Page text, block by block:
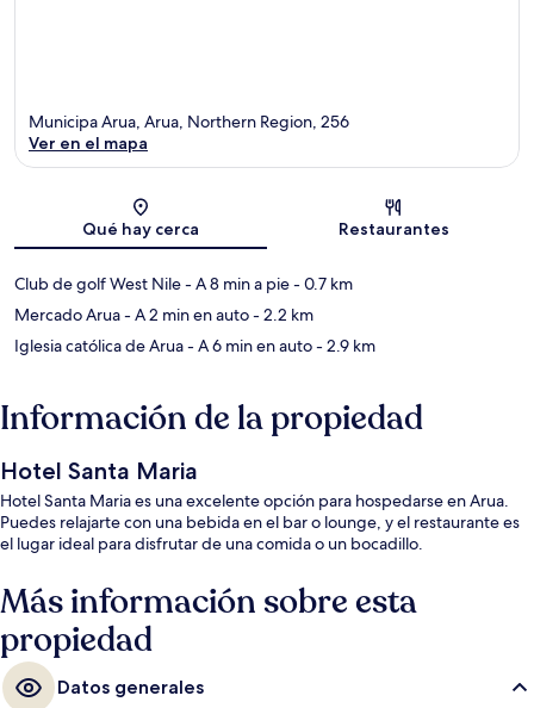
Sección del mapa
Municipa Arua, Arua, Northern Region, 256
Ver en el mapa
Qué hay cerca Restaurantes
Club de golf West Nile- A 8 min a pie- 0.7 km
Mercado Arua- A 2 min en auto- 2.2 km
Iglesia católica de Arua- A 6 min en auto- 2.9 km
Información de la propiedad
Hotel Santa Maria
Hotel Santa Maria es una excelente opción para hospedarse en Arua.
Puedes relajarte con una bebida en el bar o lounge, y el restaurante es
el lugar ideal para disfrutar de una comida o un bocadillo.
Más información sobre esta
propiedad
Datos generales